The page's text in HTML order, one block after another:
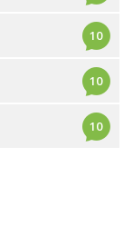
10
10
10